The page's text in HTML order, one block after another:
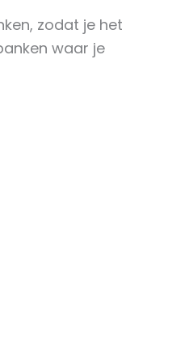
zodat je het
waar je